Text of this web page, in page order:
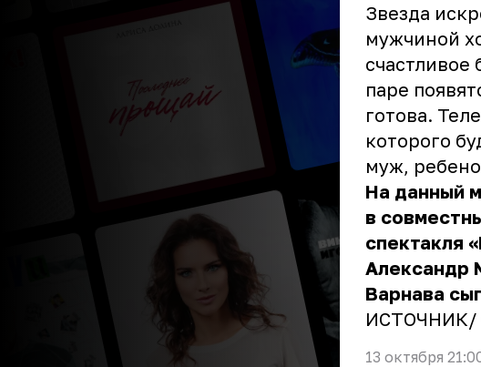
Звезда
мужчиной
счастливое
паре
готова.
которого
муж,
На данный
в
спектакля
Александр
Варнава
ИСТОЧНИК/
13 октября